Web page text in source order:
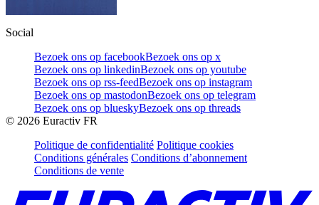
Social
Bezoek ons op facebookBezoek ons op x
Bezoek ons op linkedinBezoek ons op youtube
Bezoek ons op rss-feedBezoek ons op instagram
Bezoek ons op mastodonBezoek ons op telegram
Bezoek ons op blueskyBezoek ons op threads
© 2026 Euractiv FR
Politique de confidentialité Politique cookies
Conditions générales Conditions d’abonnement
Conditions de vente